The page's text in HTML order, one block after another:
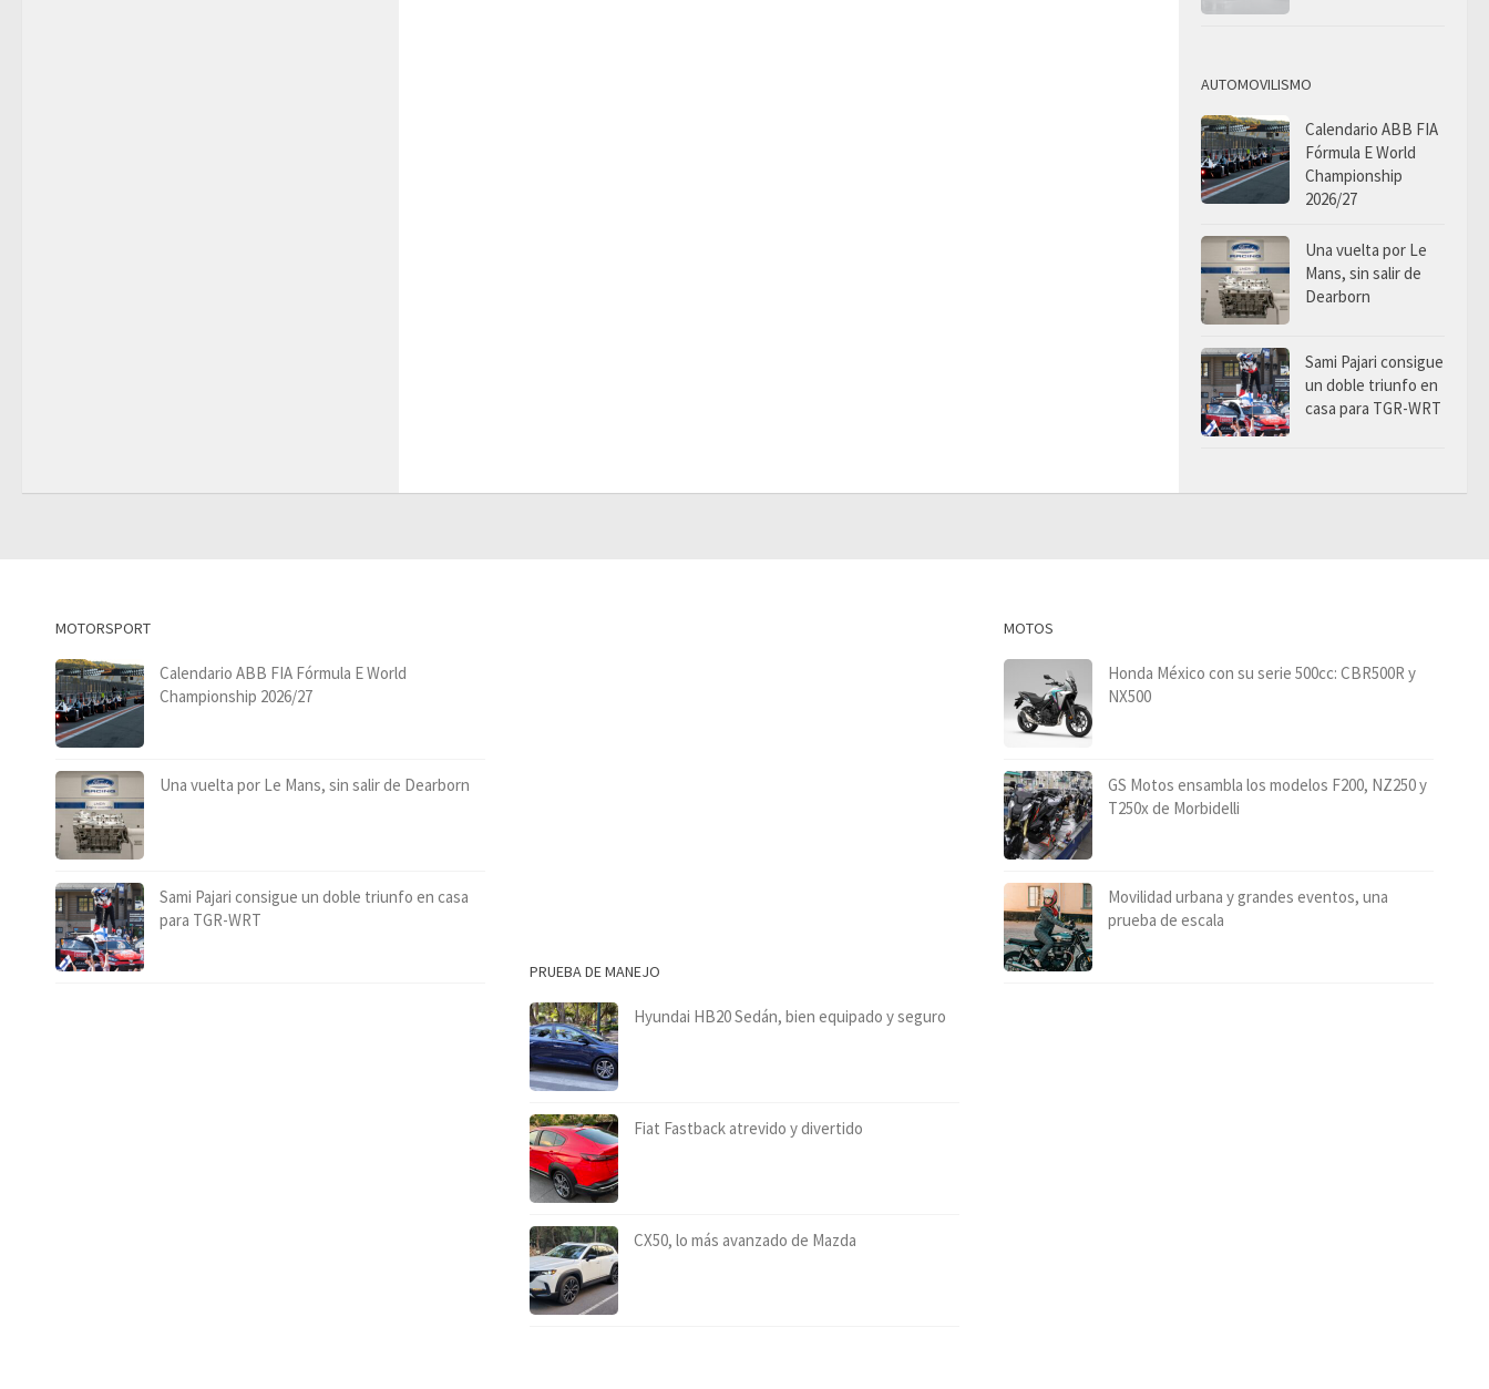
AUTOMOVILISMO
Calendario ABB FIA
Fórmula E World
Championship
2026/27
Una vuelta por Le
Mans, sin salir de
Dearborn
Sami Pajari consigue
un doble triunfo en
casa para TGR-WRT
MOTORSPORT
Calendario ABB FIA Fórmula E World
Championship 2026/27
Una vuelta por Le Mans, sin salir de Dearborn
Sami Pajari consigue un doble triunfo en casa
para TGR-WRT
PRUEBA DE MANEJO
Hyundai HB20 Sedán, bien equipado y seguro
Fiat Fastback atrevido y divertido
CX50, lo más avanzado de Mazda
MOTOS
Honda México con su serie 500cc: CBR500R y
NX500
GS Motos ensambla los modelos F200, NZ250 y
T250x de Morbidelli
Movilidad urbana y grandes eventos, una
prueba de escala